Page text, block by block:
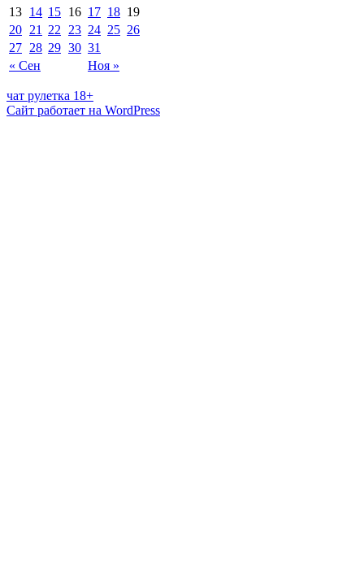
« Сен Ноя »
13 14 15 16 17 18 19
20 21 22 23 24 25 26
27 28 29 30 31
чат рулетка 18+
Сайт работает на WordPress